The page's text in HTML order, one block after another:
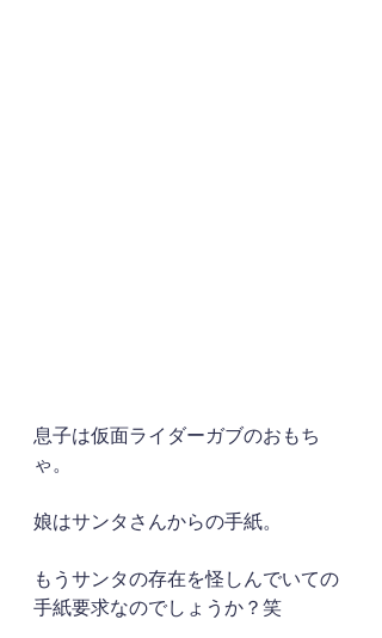
息子は仮面ライダーガブのおもち
ゃ。
娘はサンタさんからの手紙。
もうサンタの存在を怪しんでいての
手紙要求なのでしょうか？笑